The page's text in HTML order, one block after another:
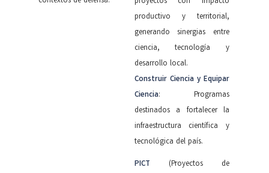
productivo y territorial,
generando sinergias entre
ciencia, tecnología y
desarrollo local.
Construir Ciencia y Equipar
Ciencia: Programas
destinados a fortalecer la
infraestructura científica y
tecnológica del país.
PICT (Proyectos de